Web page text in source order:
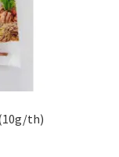
th)